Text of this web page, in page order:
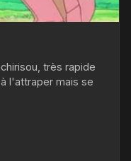
très rapide
l'attraper mais se